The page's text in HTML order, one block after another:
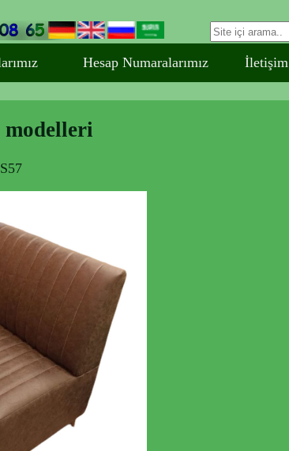
Hesap Numaralarımız İletişim
modelleri